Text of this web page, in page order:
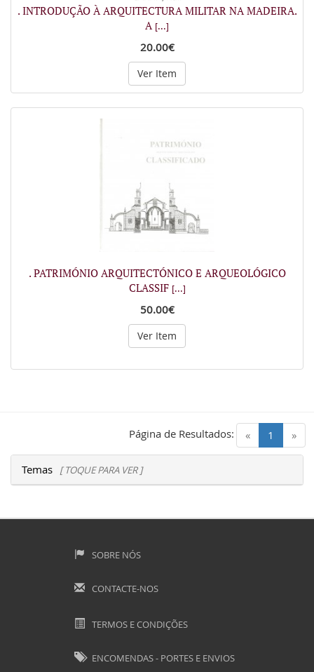
. INTRODUÇÃO À ARQUITECTURA MILITAR NA MADEIRA.
A [...]
20.00€
Ver Item
. PATRIMÓNIO ARQUITECTÓNICO E ARQUEOLÓGICO
CLASSIF [...]
50.00€
Ver Item
« 1 (current)
»
Página de Resultados:
Temas [ TOQUE PARA VER ]
SOBRE NÓS
CONTACTE-NOS
TERMOS E CONDIÇÕES
ENCOMENDAS - PORTES E ENVIOS